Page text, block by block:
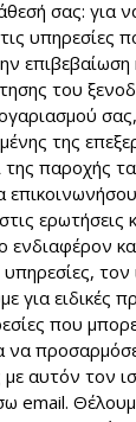
σας: για
υπηρεσίες
επιβεβαίωση
του
σας,
της
παροχής
ερωτήσεις
ενδιαφέρον
για ειδικές
που
να
με αυτόν τον
email.